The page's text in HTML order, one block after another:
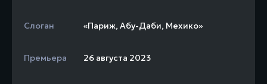
Слоган «Париж, Абу-Даби, Мехико»
Премьера 26 августа 2023